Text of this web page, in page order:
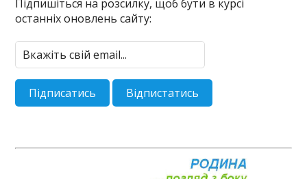
Підпишіться на розсилку, щоб бути в курсі
останніх оновлень сайту: